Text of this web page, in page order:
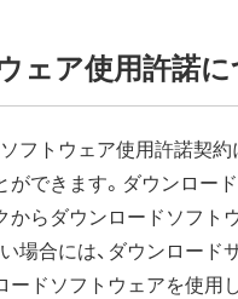
ンターネットに接続でき
ームウェアダウンロード
客様負担となります。
ェア使用許諾
フトウェア使用許諾契
ができます。ダウンロ
からダウンロードソフト
場合には、ダウンロー
ードソフトウェアを使用